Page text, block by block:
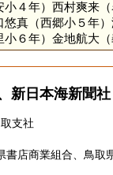
小４年）西村爽来
悠真（西郷小５年
６年）金地航大（
新日本海新聞社
支社
書店商業組合、鳥取